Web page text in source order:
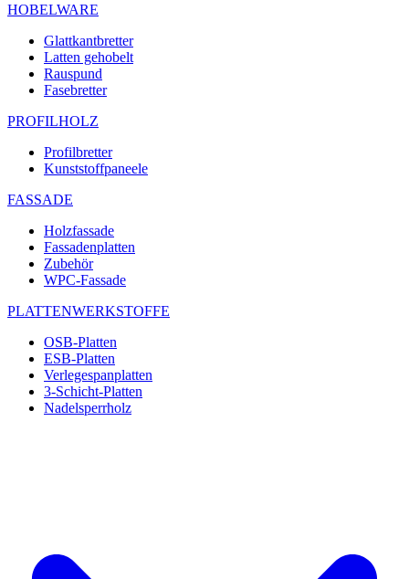
HOBELWARE
Glattkantbretter
Latten gehobelt
Rauspund
Fasebretter
PROFILHOLZ
Profilbretter
Kunststoffpaneele
FASSADE
Holzfassade
Fassadenplatten
Zubehör
WPC-Fassade
PLATTENWERKSTOFFE
OSB-Platten
ESB-Platten
Verlegespanplatten
3-Schicht-Platten
Nadelsperrholz